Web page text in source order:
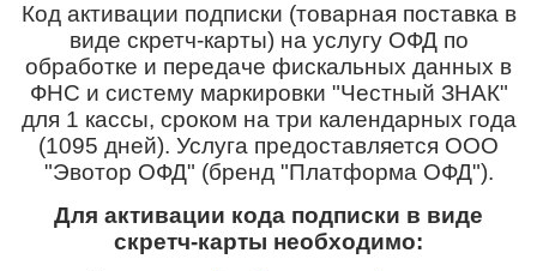
Код активации подписки (товарная поставка в
виде скретч-карты) на услугу ОФД по
обработке и передаче фискальных данных в
ФНС и систему маркировки "Честный ЗНАК"
для 1 кассы, сроком на три календарных года
(1095 дней). Услуга предоставляется ООО
"Эвотор ОФД" (бренд "Платформа ОФД").
Для активации кода подписки в виде
скретч-карты необходимо: